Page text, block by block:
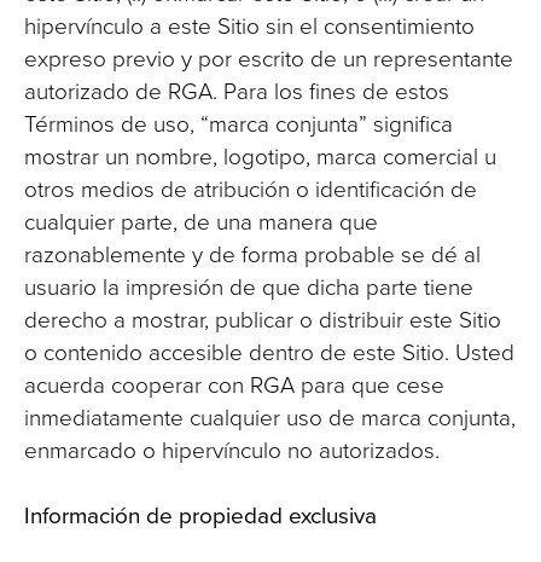
hipervínculo a este Sitio sin el consentimiento
expreso previo y por escrito de un representante
autorizado de RGA. Para los fines de estos
Términos de uso, “marca conjunta” significa
mostrar un nombre, logotipo, marca comercial u
otros medios de atribución o identificación de
cualquier parte, de una manera que
razonablemente y de forma probable se dé al
usuario la impresión de que dicha parte tiene
derecho a mostrar, publicar o distribuir este Sitio
o contenido accesible dentro de este Sitio. Usted
acuerda cooperar con RGA para que cese
inmediatamente cualquier uso de marca conjunta,
enmarcado o hipervínculo no autorizados.
Información de propiedad exclusiva